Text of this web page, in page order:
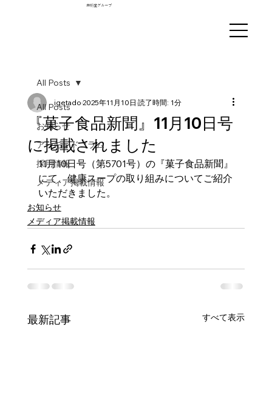
井桁堂グループ
All Posts
お知らせ
アーモンドコラム
採用情報
メディア掲載情報
All Posts
『菓子食品新聞』11月10日号
に掲載されました
igetado2025年11月10日 読了時間: 1分
11月10日号（第5701号）の『菓子食品新聞』
にて、健康スープの取り組みについてご紹介
いただきました。
お知らせ
メディア掲載情報
最新記事 すべて表示